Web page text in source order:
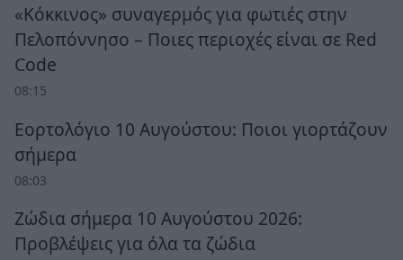
«Κόκκινος» συναγερμός για φωτιές στην
Πελοπόννησο – Ποιες περιοχές είναι σε Red
Code
08:15
Εορτολόγιο 10 Αυγούστου: Ποιοι γιορτάζουν
σήμερα
08:03
Ζώδια σήμερα 10 Αυγούστου 2026:
Προβλέψεις για όλα τα ζώδια